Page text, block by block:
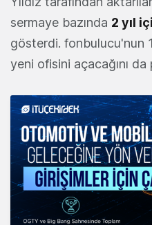
sermaye bazında 2 yıl
gösterdi. fonbulucu'nun
yeni ofisini açacağını da